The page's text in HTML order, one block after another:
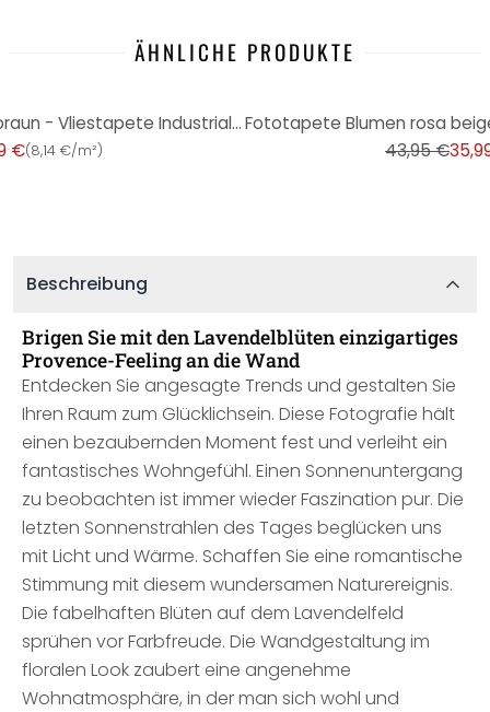
ÄHNLICHE PRODUKTE
Fototapete Steinoptik beige braun - Vliestapete Industrial Livingwalls - matt und glatt
€(8,14 €/m²) 43,95 €
Beschreibung
Brigen Sie mit den Lavendelblüten einzigartiges
Provence-Feeling an die Wand
Entdecken Sie angesagte Trends und gestalten Sie
Ihren Raum zum Glücklichsein. Diese Fotografie hält
einen bezaubernden Moment fest und verleiht ein
fantastisches Wohngefühl. Einen Sonnenuntergang
zu beobachten ist immer wieder Faszination pur. Die
letzten Sonnenstrahlen des Tages beglücken uns
mit Licht und Wärme. Schaffen Sie eine romantische
Stimmung mit diesem wundersamen Naturereignis.
Die fabelhaften Blüten auf dem Lavendelfeld
sprühen vor Farbfreude. Die Wandgestaltung im
floralen Look zaubert eine angenehme
Wohnatmosphäre, in der man sich wohl und